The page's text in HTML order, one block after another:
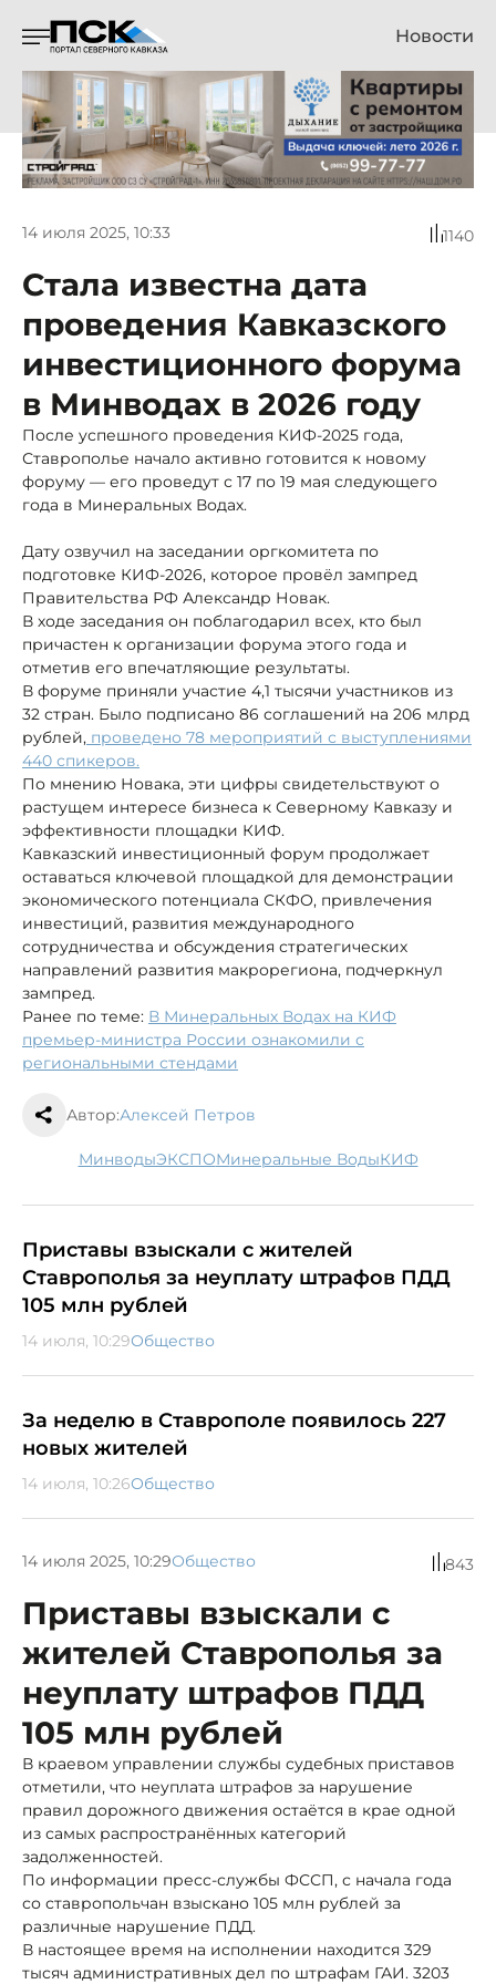
Новости
14 июля 2025, 10:33 1140
Стала известна дата
проведения Кавказского
инвестиционного форума
в Минводах в 2026 году
После успешного проведения КИФ-2025 года,
Ставрополье начало активно готовится к новому
форуму — его проведут с 17 по 19 мая следующего
года в Минеральных Водах.
Дату озвучил на заседании оргкомитета по
подготовке КИФ-2026, которое провёл зампред
Правительства РФ Александр Новак.
В ходе заседания он поблагодарил всех, кто был
причастен к организации форума этого года и
отметив его впечатляющие результаты.
В форуме приняли участие 4,1 тысячи участников из
32 стран. Было подписано 86 соглашений на 206 млрд
рублей, проведено 78 мероприятий с выступлениями
440 спикеров.
По мнению Новака, эти цифры свидетельствуют о
растущем интересе бизнеса к Северному Кавказу и
эффективности площадки КИФ.
Кавказский инвестиционный форум продолжает
оставаться ключевой площадкой для демонстрации
экономического потенциала СКФО, привлечения
инвестиций, развития международного
сотрудничества и обсуждения стратегических
направлений развития макрорегиона, подчеркнул
зампред.
Ранее по теме: В Минеральных Водах на КИФ
премьер-министра России ознакомили с
региональными стендами
Автор:Алексей Петров
МинводыЭКСПО Минеральные Воды КИФ
Приставы взыскали с жителей
Ставрополья за неуплату штрафов ПДД
105 млн рублей
14 июля, 10:29Общество
За неделю в Ставрополе появилось 227
новых жителей
14 июля, 10:26Общество
14 июля 2025, 10:29Общество 843
Приставы взыскали с
жителей Ставрополья за
неуплату штрафов ПДД
105 млн рублей
В краевом управлении службы судебных приставов
отметили, что неуплата штрафов за нарушение
правил дорожного движения остаётся в крае одной
из самых распространённых категорий
задолженностей.
По информации пресс-службы ФССП, с начала года
со ставропольчан взыскано 105 млн рублей за
различные нарушение ПДД.
В настоящее время на исполнении находится 329
тысяч административных дел по штрафам ГАИ. 3203